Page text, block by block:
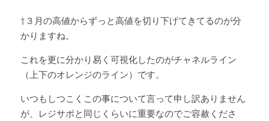
⇧３月の高値からずっと高値を切り下げてきてるのが分
かりますね。
これを更に分かり易く可視化したのがチャネルライン
（上下のオレンジのライン）です。
いつもしつこくこの事について言って申し訳ありません
が、レジサポと同じくらいに重要なのでご容赦くださ